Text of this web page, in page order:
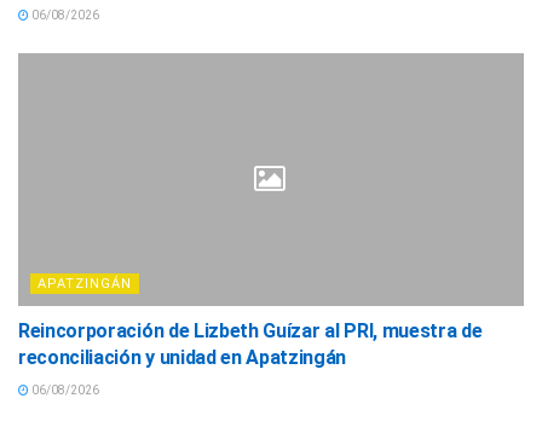
06/08/2026
APATZINGÁN
Reincorporación de Lizbeth Guízar al PRI, muestra de
reconciliación y unidad en Apatzingán
06/08/2026